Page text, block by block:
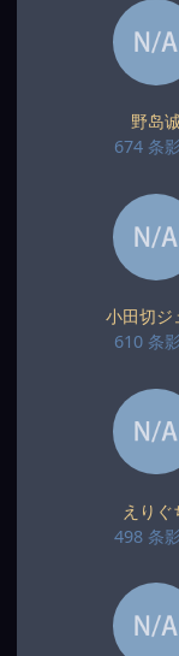
野岛
674 条
小田切ジ
610 条
えりぐ
498 条